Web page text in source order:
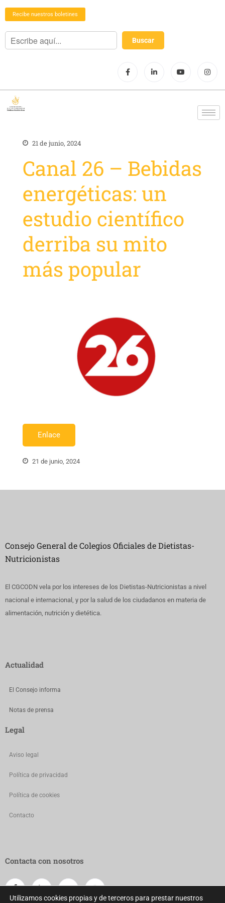
Recibe nuestros boletines
21 de junio, 2024
Canal 26 – Bebidas
energéticas: un
estudio científico
derriba su mito
más popular
Enlace
21 de junio, 2024
Consejo General de Colegios Oficiales de Dietistas-
Nutricionistas
El CGCODN vela por los intereses de los Dietistas-Nutricionistas a nivel
nacional e internacional, y por la salud de los ciudadanos en materia de
alimentación, nutrición y dietética.
Actualidad
El Consejo informa
Notas de prensa
Legal
Aviso legal
Política de privacidad
Política de cookies
Contacto
Contacta con nosotros
Utilizamos cookies propias y de terceros para prestar nuestros